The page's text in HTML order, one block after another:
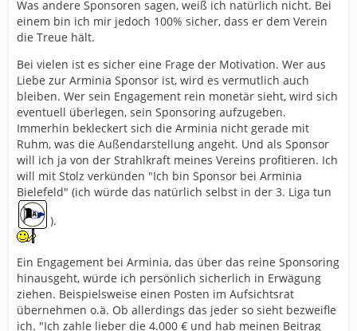
Was andere Sponsoren sagen, weiß ich natürlich nicht. Bei
einem bin ich mir jedoch 100% sicher, dass er dem Verein
die Treue hält.
Bei vielen ist es sicher eine Frage der Motivation. Wer aus
Liebe zur Arminia Sponsor ist, wird es vermutlich auch
bleiben. Wer sein Engagement rein monetär sieht, wird sich
eventuell überlegen, sein Sponsoring aufzugeben.
Immerhin bekleckert sich die Arminia nicht gerade mit
Ruhm, was die Außendarstellung angeht. Und als Sponsor
will ich ja von der Strahlkraft meines Vereins profitieren. Ich
will mit Stolz verkünden "Ich bin Sponsor bei Arminia
Bielefeld" (ich würde das natürlich selbst in der 3. Liga tun
).
Ein Engagement bei Arminia, das über das reine Sponsoring
hinausgeht, würde ich persönlich sicherlich in Erwägung
ziehen. Beispielsweise einen Posten im Aufsichtsrat
übernehmen o.ä. Ob allerdings das jeder so sieht bezweifle
ich. "Ich zahle lieber die 4.000 € und hab meinen Beitrag